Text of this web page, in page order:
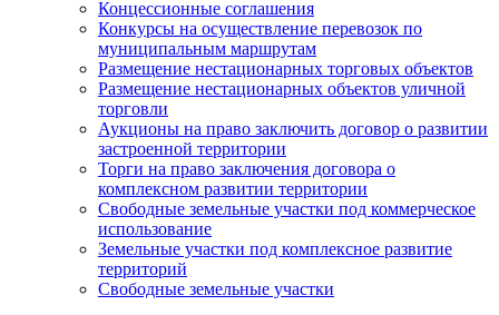
Концессионные соглашения
Конкурсы на осуществление перевозок по
муниципальным маршрутам
Размещение нестационарных торговых объектов
Размещение нестационарных объектов уличной
торговли
Аукционы на право заключить договор о развитии
застроенной территории
Торги на право заключения договора о
комплексном развитии территории
Свободные земельные участки под коммерческое
использование
Земельные участки под комплексное развитие
территорий
Свободные земельные участки